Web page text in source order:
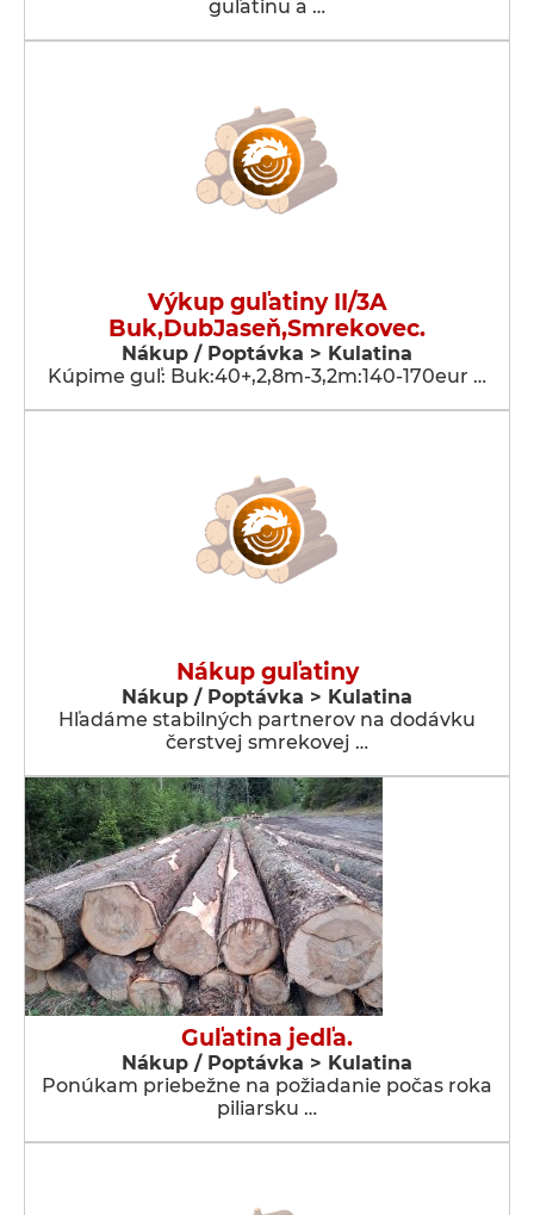
guľatinu a …
Výkup guľatiny II/3A
Buk,DubJaseň,Smrekovec.
Nákup / Poptávka > Kulatina
Kúpime guľ: Buk:40+,2,8m-3,2m:140-170eur …
Nákup guľatiny
Nákup / Poptávka > Kulatina
Hľadáme stabilných partnerov na dodávku
čerstvej smrekovej …
Guľatina jedľa.
Nákup / Poptávka > Kulatina
Ponúkam priebežne na požiadanie počas roka
piliarsku …